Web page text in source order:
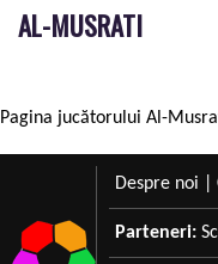
AL-MUSRATI
Pagina jucătorului Al-
Despre noi
Parteneri: